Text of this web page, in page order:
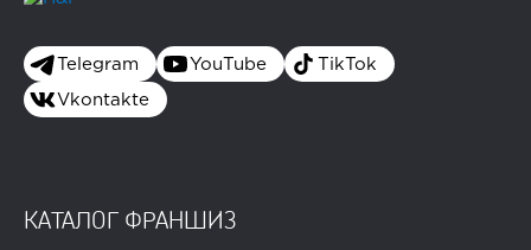
Telegram YouTube TikTok
Vkontakte
КАТАЛОГ ФРАНШИЗ